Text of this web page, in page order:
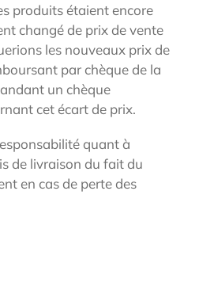
produits étaient encore
changé de prix de vente
les nouveaux prix de
par chèque de la
un chèque
cet écart de prix.
quant à
de livraison du fait du
en cas de perte des